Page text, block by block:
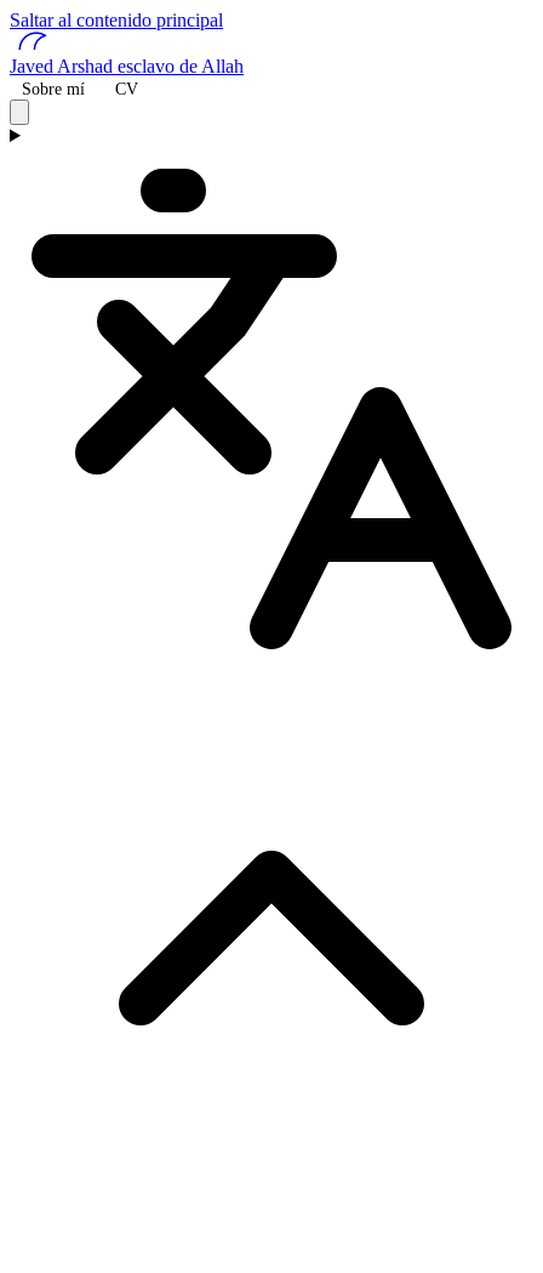
Saltar al contenido principal
Javed Arshad esclavo de Allah
Sobre mí CV